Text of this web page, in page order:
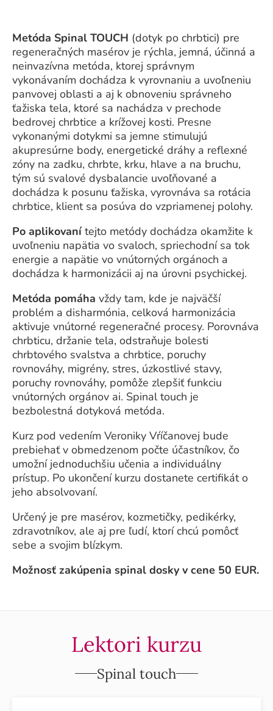
Metóda Spinal TOUCH (dotyk po chrbtici) pre
regeneračných masérov je rýchla, jemná, účinná a
neinvazívna metóda, ktorej správnym
vykonávaním dochádza k vyrovnaniu a uvoľneniu
panvovej oblasti a aj k obnoveniu správneho
ťažiska tela, ktoré sa nachádza v prechode
bedrovej chrbtice a krížovej kosti. Presne
vykonanými dotykmi sa jemne stimulujú
akupresúrne body, energetické dráhy a reflexné
zóny na zadku, chrbte, krku, hlave a na bruchu,
tým sú svalové dysbalancie uvoľňované a
dochádza k posunu ťažiska, vyrovnáva sa rotácia
chrbtice, klient sa posúva do vzpriamenej polohy.
Po aplikovaní tejto metódy dochádza okamžite k
uvoľneniu napätia vo svaloch, spriechodní sa tok
energie a napätie vo vnútorných orgánoch a
dochádza k harmonizácii aj na úrovni psychickej.
Metóda pomáha vždy tam, kde je najväčší
problém a disharmónia, celková harmonizácia
aktivuje vnútorné regeneračné procesy. Porovnáva
chrbticu, držanie tela, odstraňuje bolesti
chrbtového svalstva a chrbtice, poruchy
rovnováhy, migrény, stres, úzkostlivé stavy,
poruchy rovnováhy, pomôže zlepšiť funkciu
vnútorných orgánov ai. Spinal touch je
bezbolestná dotyková metóda.
Kurz pod vedením Veroniky Vŕíčanovej bude
prebiehať v obmedzenom počte účastníkov, čo
umožní jednoduchšiu učenia a individuálny
prístup. Po ukončení kurzu dostanete certifikát o
jeho absolvovaní.
Určený je pre masérov, kozmetičky, pedikérky,
zdravotníkov, ale aj pre ľudí, ktorí chcú pomôcť
sebe a svojim blízkym.
Možnosť zakúpenia spinal dosky v cene 50 EUR.
Lektori kurzu
Spinal touch